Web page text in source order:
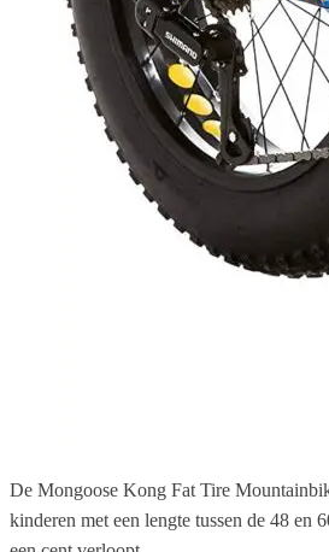
De Mongoose Kong Fat Tire
kinderen met een lengte tussen de 48 en